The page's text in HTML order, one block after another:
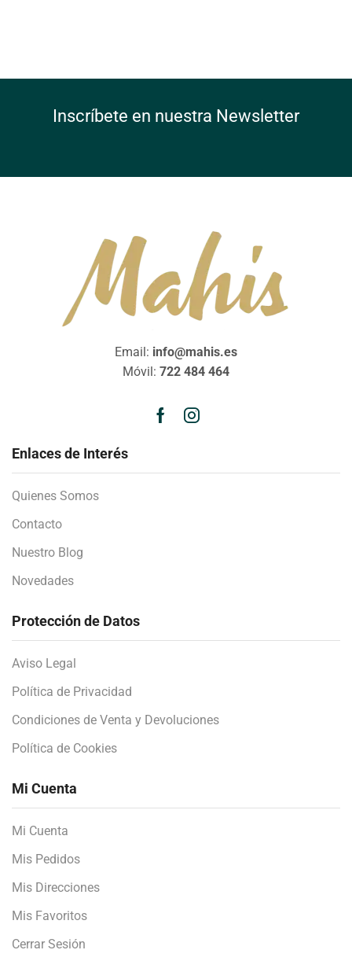
Inscríbete en nuestra Newsletter
Email: info@mahis.es
Móvil: 722 484 464
Enlaces de Interés
Quienes Somos
Contacto
Nuestro Blog
Novedades
Protección de Datos
Aviso Legal
Política de Privacidad
Condiciones de Venta y Devoluciones
Política de Cookies
Mi Cuenta
Mi Cuenta
Mis Pedidos
Mis Direcciones
Mis Favoritos
Cerrar Sesión